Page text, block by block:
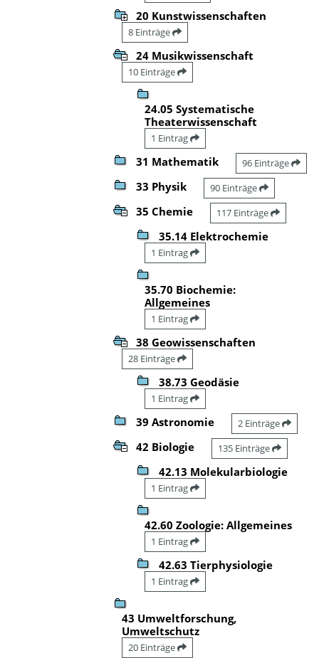
20 Kunstwissenschaften
8 Einträge
24 Musikwissenschaft
10 Einträge
24.05 Systematische
Theaterwissenschaft
1 Eintrag
31 Mathematik 96 Einträge
33 Physik 90 Einträge
35 Chemie 117 Einträge
35.14 Elektrochemie
1 Eintrag
35.70 Biochemie:
Allgemeines
1 Eintrag
38 Geowissenschaften
28 Einträge
38.73 Geodäsie
1 Eintrag
39 Astronomie 2 Einträge
42 Biologie 135 Einträge
42.13 Molekularbiologie
1 Eintrag
42.60 Zoologie: Allgemeines
1 Eintrag
42.63 Tierphysiologie
1 Eintrag
43 Umweltforschung,
Umweltschutz
20 Einträge